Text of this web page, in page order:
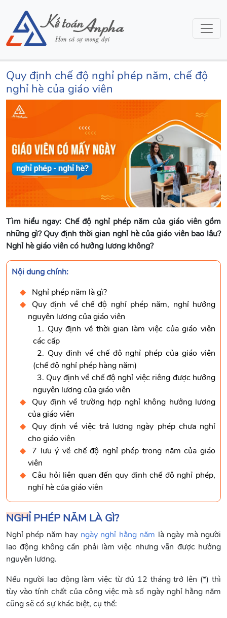
Quy định chế độ nghỉ phép năm, chế độ
nghỉ hè của giáo viên
Tìm hiểu ngay: Chế độ nghỉ phép năm của giáo viên gồm
những gì? Quy định thời gian nghỉ hè của giáo viên bao lâu?
Nghỉ hè giáo viên có hưởng lương không?
Nội dung chính:
Nghỉ phép năm là gì?
Quy định về chế độ nghỉ phép năm, nghỉ hưởng
nguyên lương của giáo viên
1. Quy định về thời gian làm việc của giáo viên
các cấp
2. Quy định về chế độ nghỉ phép của giáo viên
(chế độ nghỉ phép hàng năm)
3. Quy định về chế độ nghỉ việc riêng được hưởng
nguyên lương của giáo viên
Quy định về trường hợp nghỉ không hưởng lương
của giáo viên
Quy định về việc trả lương ngày phép chưa nghỉ
cho giáo viên
7 lưu ý về chế độ nghỉ phép trong năm của giáo
viên
Câu hỏi liên quan đến quy định chế độ nghỉ phép,
nghỉ hè của giáo viên
NGHỈ PHÉP NĂM LÀ GÌ?
Nghỉ phép năm hay ngày nghỉ hằng năm là ngày mà người
lao động không cần phải làm việc nhưng vẫn được hưởng
nguyên lương.
Nếu người lao động làm việc từ đủ 12 tháng trở lên (*) thì
tùy vào tính chất của công việc mà số ngày nghỉ hằng năm
cũng sẽ có sự khác biệt, cụ thể: